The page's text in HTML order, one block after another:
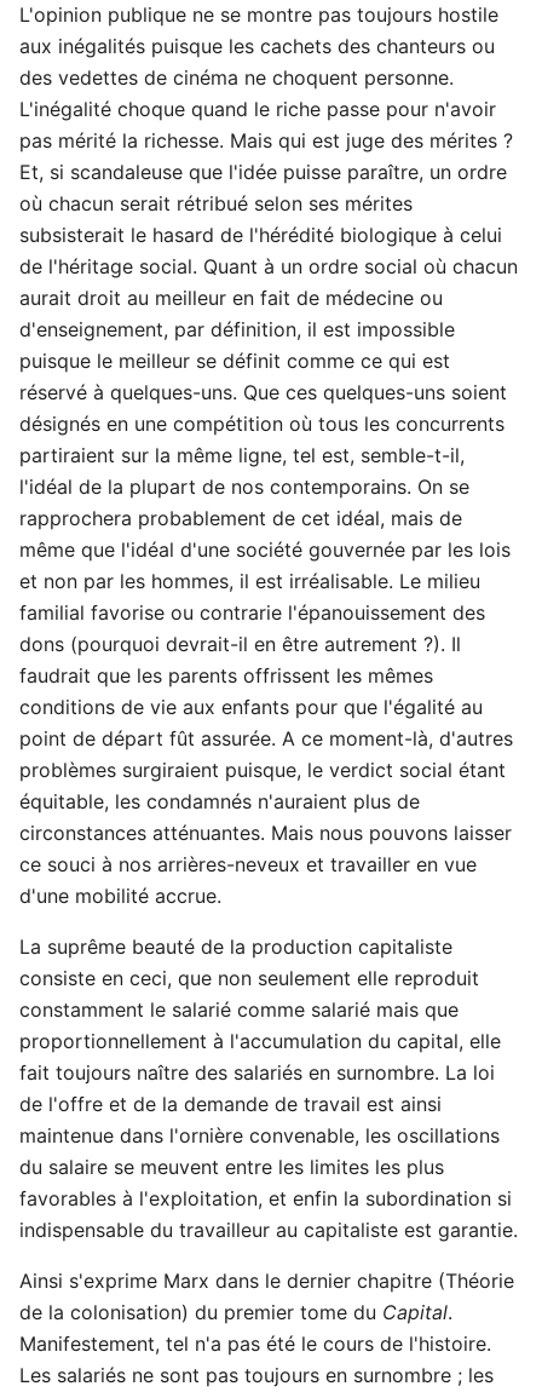
L'opinion publique ne se montre pas toujours hostile
aux inégalités puisque les cachets des chanteurs ou
des vedettes de cinéma ne choquent personne.
L'inégalité choque quand le riche passe pour n'avoir
pas mérité la richesse. Mais qui est juge des mérites ?
Et, si scandaleuse que l'idée puisse paraître, un ordre
où chacun serait rétribué selon ses mérites
subsisterait le hasard de l'hérédité biologique à celui
de l'héritage social. Quant à un ordre social où chacun
aurait droit au meilleur en fait de médecine ou
d'enseignement, par définition, il est impossible
puisque le meilleur se définit comme ce qui est
réservé à quelques-uns. Que ces quelques-uns soient
désignés en une compétition où tous les concurrents
partiraient sur la même ligne, tel est, semble-t-il,
l'idéal de la plupart de nos contemporains. On se
rapprochera probablement de cet idéal, mais de
même que l'idéal d'une société gouvernée par les lois
et non par les hommes, il est irréalisable. Le milieu
familial favorise ou contrarie l'épanouissement des
dons (pourquoi devrait-il en être autrement ?). Il
faudrait que les parents offrissent les mêmes
conditions de vie aux enfants pour que l'égalité au
point de départ fût assurée. A ce moment-là, d'autres
problèmes surgiraient puisque, le verdict social étant
équitable, les condamnés n'auraient plus de
circonstances atténuantes. Mais nous pouvons laisser
ce souci à nos arrières-neveux et travailler en vue
d'une mobilité accrue.
La suprême beauté de la production capitaliste
consiste en ceci, que non seulement elle reproduit
constamment le salarié comme salarié mais que
proportionnellement à l'accumulation du capital, elle
fait toujours naître des salariés en surnombre. La loi
de l'offre et de la demande de travail est ainsi
maintenue dans l'ornière convenable, les oscillations
du salaire se meuvent entre les limites les plus
favorables à l'exploitation, et enfin la subordination si
indispensable du travailleur au capitaliste est garantie.
Ainsi s'exprime Marx dans le dernier chapitre (Théorie
de la colonisation) du premier tome du Capital.
Manifestement, tel n'a pas été le cours de l'histoire.
Les salariés ne sont pas toujours en surnombre ; les